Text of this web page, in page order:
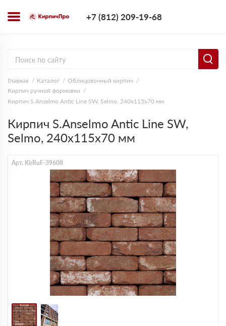
+7 (812) 209-19-68
Главная Каталог
Облицовочный кирпич
Кирпич ручной формовки
Кирпич S.Anselmo Antic Line SW, Selmo, 240х115х70 мм
Кирпич S.Anselmo Antic Line SW,
Selmo, 240х115х70 мм
Арт. KirRuF-39608